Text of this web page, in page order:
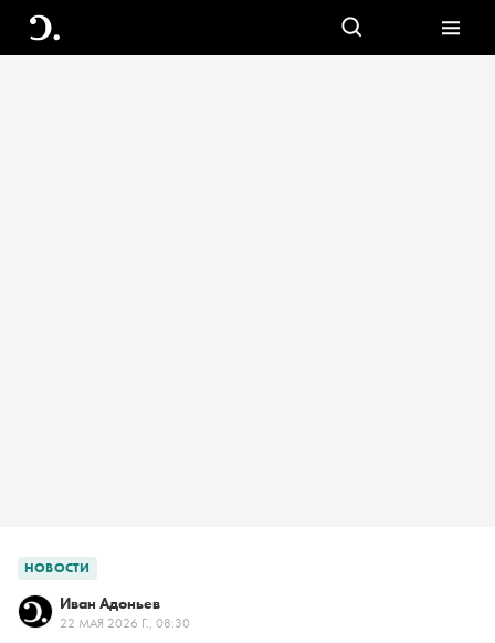
НОВОСТИ
Иван Адоньев
22 МАЯ 2026 Г., 08:30